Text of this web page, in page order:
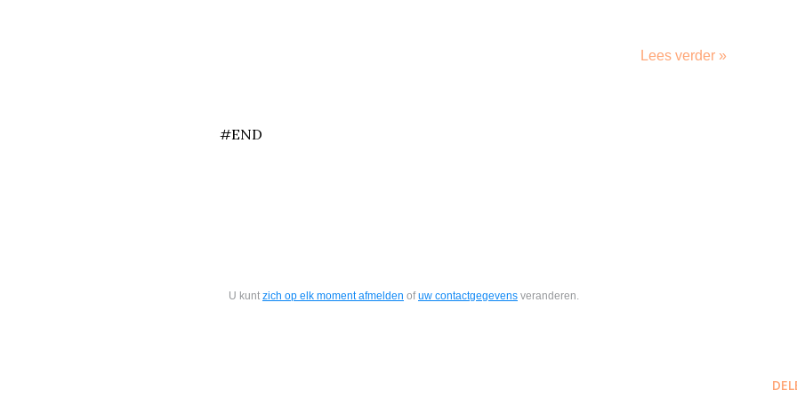
Lees verder »
#END
U kunt zich op elk moment afmelden ofuw contactgegevens veranderen.